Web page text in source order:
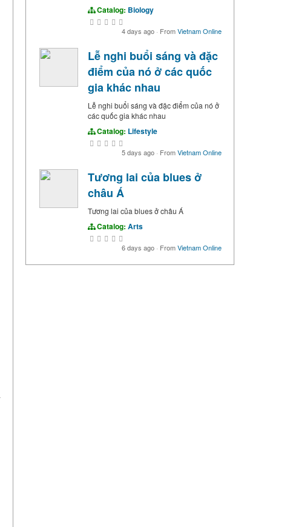
Catalog: Biology
4 days ago · FromVietnam Online
Lễ nghi buổi sáng và đặc
điểm của nó ở các quốc
gia khác nhau
Lễ nghi buổi sáng và đặc điểm của nó ở
các quốc gia khác nhau
Catalog: Lifestyle
5 days ago · FromVietnam Online
Tương lai của blues ở
châu Á
Tương lai của blues ở châu Á
Catalog: Arts
6 days ago · FromVietnam Online